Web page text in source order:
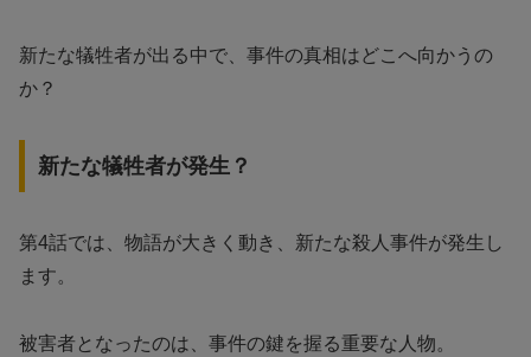
新たな犠牲者が出る中で、事件の真相はどこへ向かうの
か？
新たな犠牲者が発生？
第4話では、物語が大きく動き、新たな殺人事件が発生し
ます。
被害者となったのは、事件の鍵を握る重要な人物。